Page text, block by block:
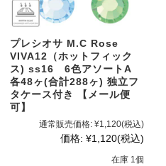
プレシオサ M.C Rose
VIVA12（ホットフィック
ス) ss16 6色アソートA
各48ヶ(合計288ヶ) 独立フ
タケース付き 【メール便
可】
通常販売価格: ¥1,120(税込)
価格: ¥1,120(税込)
在庫 1個